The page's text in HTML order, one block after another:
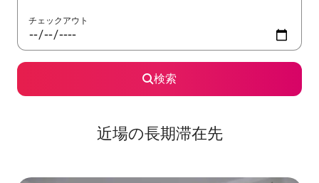
チェックアウト
検索
近場の長期滞在先